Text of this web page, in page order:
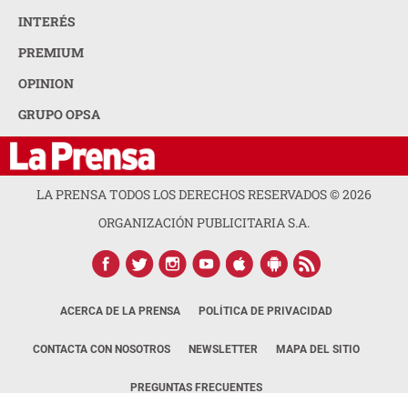
INTERÉS
PREMIUM
OPINION
GRUPO OPSA
LA PRENSA TODOS LOS DERECHOS RESERVADOS ©2026
ORGANIZACIÓN PUBLICITARIA S.A.
ACERCA DE LA PRENSA POLÍTICA DE PRIVACIDAD
CONTACTA CON NOSOTROS NEWSLETTER MAPA DEL SITIO
PREGUNTAS FRECUENTES